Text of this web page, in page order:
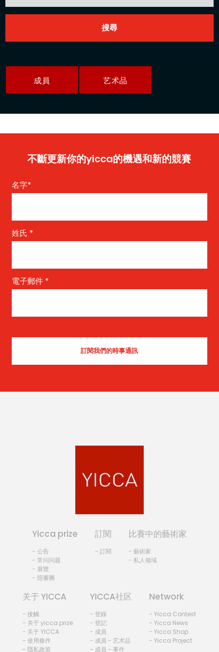
成員 艺术品
不斷更新你的yicca的機遇和新的競賽
名字*
姓氏 *
電子郵件 *
Yicca prize
- 公告
- 常问问题
- 展覽
- 陪審團
訂閱
- 訂閱
比賽中的藝術家
- 藝術家
- 私人领域
关于 YICCA
- 接觸
- 关于 yicca prize
- 关于 YICCA
- 使用條件
- 隱私政策
YICCA社区
- 登錄
- 登記
- 成員
- 成員 - 艺术品
- 成員 - 事件
Network
- Yicca Contest
- Yicca News
- Yicca Shop
- Yicca Project